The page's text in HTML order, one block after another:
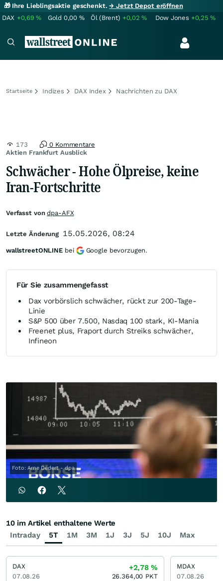
🎁 Ihre Lieblingsaktie geschenkt.→ Jetzt Depot eröffnen
DAX +0,69% Gold 0,00 % Öl (Brent) +0,02% Dow Jones +0,25%
Startseite Indizes DAX Index Nachrichten zu DAX
Aktien Frankfurt Ausblick
173 0 Kommentare
Schwächer - Hohe Ölpreise, keine
Iran-Fortschritte
Für Sie zusammengefasst
Dax vorbörslich schwächer, rückt zur 200-Tage-
Linie
S&P 500 über 7.500, Nasdaq 100 stark, KI-Mania
Freenet plus, Fraport durch Streiks schwächer,
Infineon
Foto: Arne Dedert - dpa
Verfasst vondpa-AFX
Letzte Änderung 15.05.2026, 08:24
wallstreetONLINE bei Google bevorzugen.
Intraday 5T 1M 3M 1J 3J 5J 10J Max
10 im Artikel enthaltene Werte
DAX
07.08.26
+2,78%
26.364,00 PKT
MDAX
07.08.26